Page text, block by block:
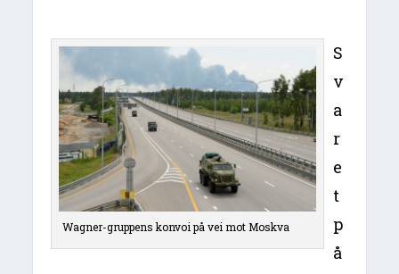
Wagner-gruppens konvoi på vei mot Moskva
S
v
a
r
e
t
p
å